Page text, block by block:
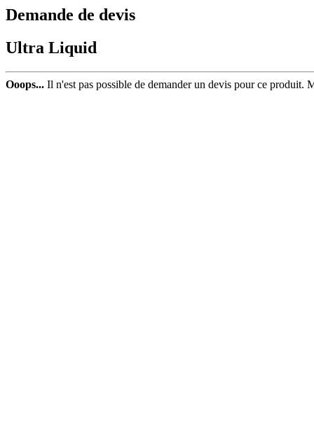
Demande de devis
Ultra Liquid
Ooops... Il n'est pas possible de demander un devis pour ce produit.